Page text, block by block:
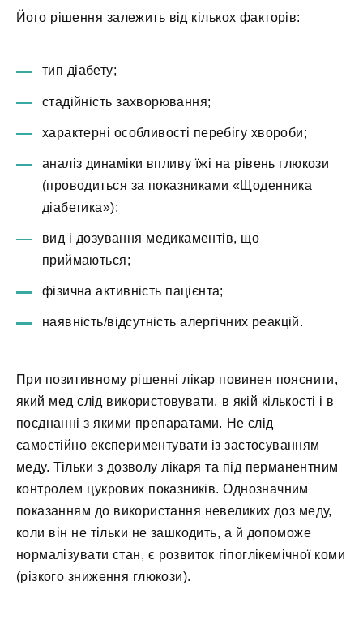
Його рішення залежить від кількох факторів:
тип діабету;
стадійність захворювання;
характерні особливості перебігу хвороби;
аналіз динаміки впливу їжі на рівень глюкози
(проводиться за показниками «Щоденника
діабетика»);
вид і дозування медикаментів, що
приймаються;
фізична активність пацієнта;
наявність/відсутність алергічних реакцій.
При позитивному рішенні лікар повинен пояснити,
який мед слід використовувати, в якій кількості і в
поєднанні з якими препаратами. Не слід
самостійно експериментувати із застосуванням
меду. Тільки з дозволу лікаря та під перманентним
контролем цукрових показників. Однозначним
показанням до використання невеликих доз меду,
коли він не тільки не зашкодить, а й допоможе
нормалізувати стан, є розвиток гіпоглікемічної коми
(різкого зниження глюкози).